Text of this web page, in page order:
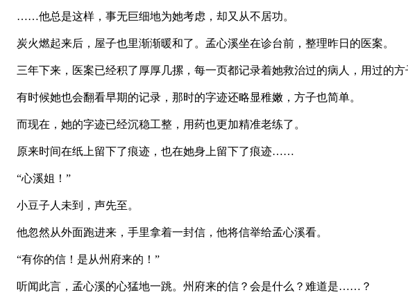
……他总是这样，事无巨细地为她考虑，却又从不居功。
炭火燃起来后，屋子也里渐渐暖和了。孟心溪坐在诊台前，整理昨日的医案。
三年下来，医案已经积了厚厚几摞，每一页都记录着她救治过的病人，用过的方
有时候她也会翻看早期的记录，那时的字迹还略显稚嫩，方子也简单。
而现在，她的字迹已经沉稳工整，用药也更加精准老练了。
原来时间在纸上留下了痕迹，也在她身上留下了痕迹……
“心溪姐！”
小豆子人未到，声先至。
他忽然从外面跑进来，手里拿着一封信，他将信举给孟心溪看。
“有你的信！是从州府来的！”
听闻此言，孟心溪的心猛地一跳。州府来的信？会是什么？难道是……？